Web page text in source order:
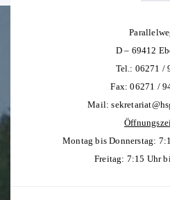
D – 69412
Tel.: 06271 /
Fax: 06271 /
Mail:
Montag bis Donnerstag:
Freitag: 7:15 Uhr